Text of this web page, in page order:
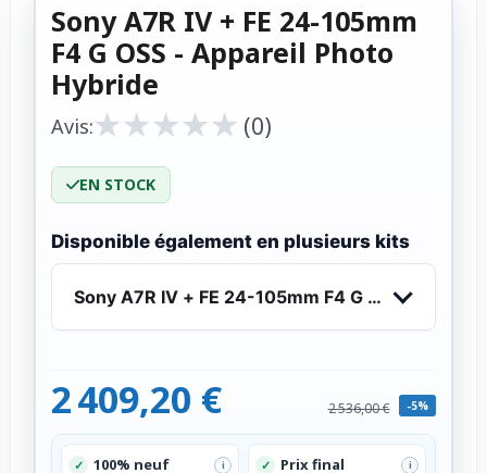
Sony A7R IV + FE 24-105mm
F4 G OSS - Appareil Photo
Hybride
Avis:★
★★
★★
★★
★★
★ (0)
EN STOCK
Disponible également en plusieurs kits
Sony A7R IV + FE 24-105mm F4 G OSS -
2 409,20 € 2 536,00 € -5%
✓ 100% neuf i ✓ Prix final i